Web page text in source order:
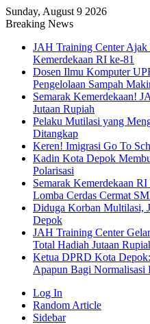
Sunday, August 9 2026
Breaking News
JAH Training Center Ajak
Kemerdekaan RI ke-81
Dosen Ilmu Komputer
Pengelolaan Sampah
Semarak Kemerdekaan!
Jutaan Rupiah
Pelaku Mutilasi yang
Ditangkap
Keren! Imigrasi Go To
Kadin Kota Depok
Polarisasi
Semarak Kemerdekaan
Lomba Cerdas Cermat
Diduga Korban Multilasi,
Depok
JAH Training Center
Total Hadiah Jutaan
Ketua DPRD Kota
Apapun Bagi
Log In
Random Article
Sidebar